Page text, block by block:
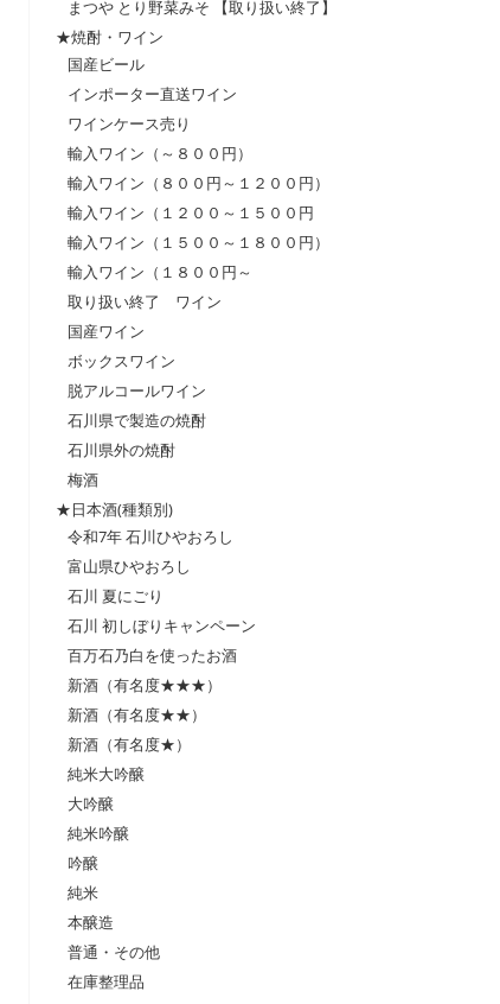
まつや とり野菜みそ 【取り扱い終了】
★焼酎・ワイン
国産ビール
インポーター直送ワイン
ワインケース売り
輸入ワイン（～８００円）
輸入ワイン（８００円～１２００円）
輸入ワイン（１２００～１５００円
輸入ワイン（１５００～１８００円）
輸入ワイン（１８００円～
取り扱い終了 ワイン
国産ワイン
ボックスワイン
脱アルコールワイン
石川県で製造の焼酎
石川県外の焼酎
梅酒
★日本酒(種類別)
令和7年 石川ひやおろし
富山県ひやおろし
石川 夏にごり
石川 初しぼりキャンペーン
百万石乃白を使ったお酒
新酒（有名度★★★）
新酒（有名度★★）
新酒（有名度★）
純米大吟醸
大吟醸
純米吟醸
吟醸
純米
本醸造
普通・その他
在庫整理品